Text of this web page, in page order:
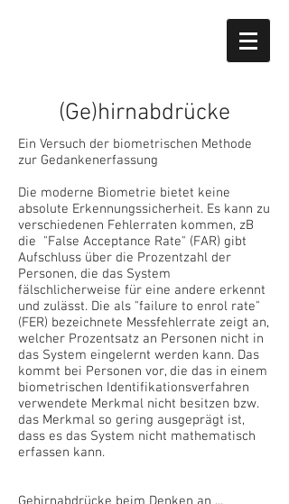
(Ge)hirnabdrücke
Ein Versuch der biometrischen Methode
zur Gedankenerfassung
Die moderne Biometrie bietet keine
absolute Erkennungssicherheit. Es kann zu
verschiedenen Fehlerraten kommen, zB
die "False Acceptance Rate" (FAR) gibt
Aufschluss über die Prozentzahl der
Personen, die das System
fälschlicherweise für eine andere erkennt
und zulässt. Die als "failure to enrol rate"
(FER) bezeichnete Messfehlerrate zeigt an,
welcher Prozentsatz an Personen nicht in
das System eingelernt werden kann. Das
kommt bei Personen vor, die das in einem
biometrischen Identifikationsverfahren
verwendete Merkmal nicht besitzen bzw.
das Merkmal so gering ausgeprägt ist,
dass es das System nicht mathematisch
erfassen kann.